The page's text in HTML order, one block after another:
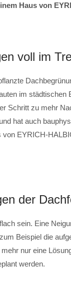
Haus von
voll im
im städtischen
Schritt zu mehr
hat auch
EYRICH-
der
sein. Eine
Beispiel die
nur eine
werden.